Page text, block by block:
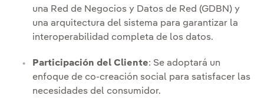
una Red de Negocios y Datos de Red (GDBN) y
una arquitectura del sistema para garantizar la
interoperabilidad completa de los datos.
Participación del Cliente: Se adoptará un
enfoque de co-creación social para satisfacer las
necesidades del consumidor.